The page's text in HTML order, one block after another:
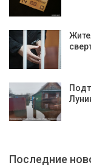
Последние